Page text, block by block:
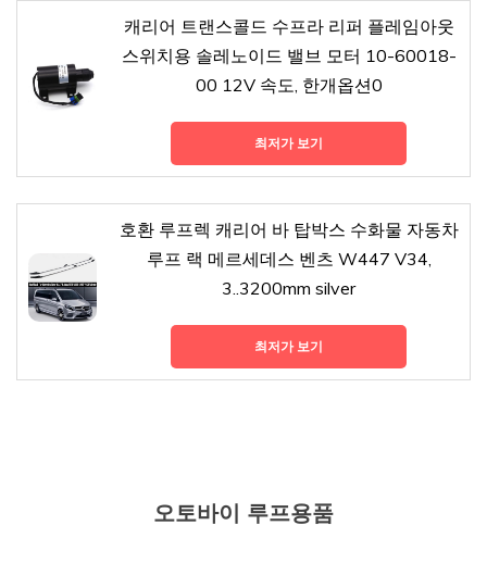
캐리어 트랜스콜드 수프라 리퍼 플레임아웃
스위치용 솔레노이드 밸브 모터 10-60018-
00 12V 속도, 한개옵션0
최저가 보기
호환 루프렉 캐리어 바 탑박스 수화물 자동차
루프 랙 메르세데스 벤츠 W447 V34,
3..3200mm silver
최저가 보기
오토바이 루프용품